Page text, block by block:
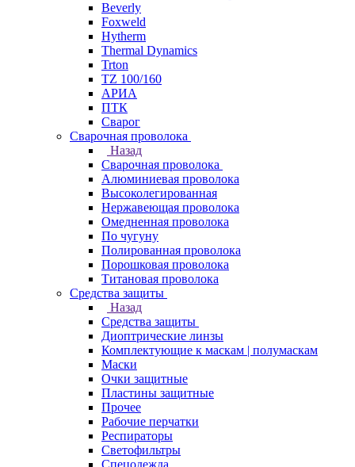
Beverly
Foxweld
Hytherm
Thermal Dynamics
Trton
TZ 100/160
АРИА
ПТК
Сварог
Сварочная проволока
Назад
Сварочная проволока
Алюминиевая проволока
Высоколегированная
Нержавеющая проволока
Омедненная проволока
По чугуну
Полированная проволока
Порошковая проволока
Титановая проволока
Средства защиты
Назад
Средства защиты
Диоптрические линзы
Комплектующие к маскам | полумаскам
Маски
Очки защитные
Пластины защитные
Прочее
Рабочие перчатки
Респираторы
Светофильтры
Спецодежда